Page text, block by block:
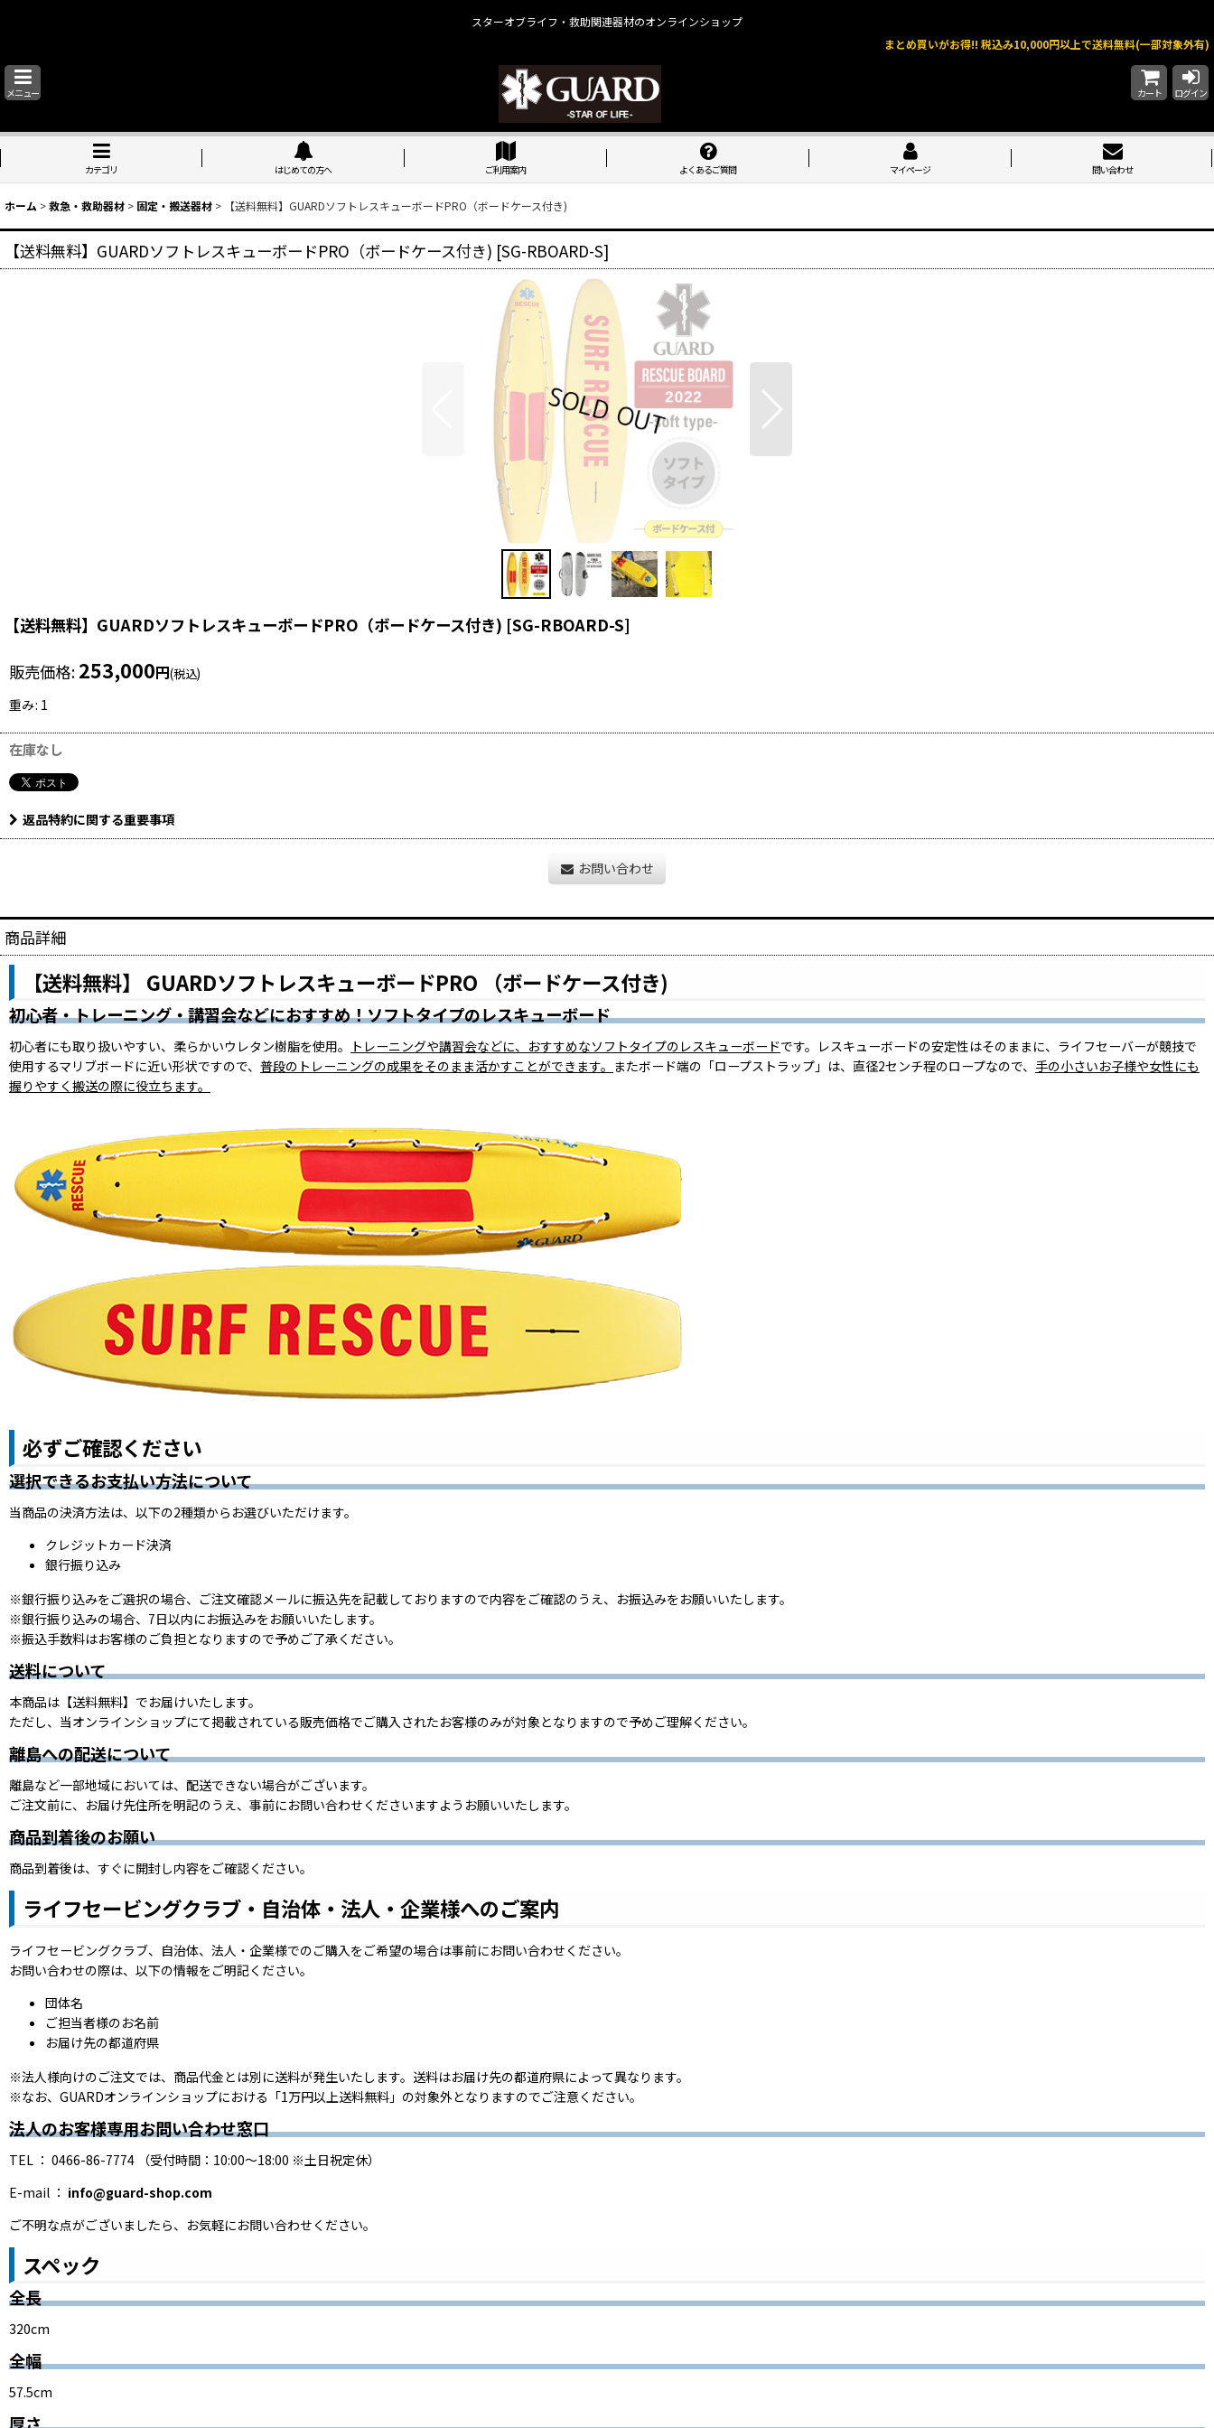
スターオブライフ・救助関連器材のオンラインショップ
まとめ買いがお得!! 税込み10,000円以上で送料無料(一部対象外有)
メニュー カート ログイン
カテゴリ はじめての方へ ご利用案内 よくあるご質問 マイページ 問い合わせ
ホーム >救急・救助器材 > 固定・搬送器材 > 【送料無料】GUARDソフトレスキューボードPRO（ボードケース付き)
【送料無料】GUARDソフトレスキューボードPRO（ボードケース付き) [SG-RBOARD-S]
【送料無料】GUARDソフトレスキューボードPRO（ボードケース付き) [SG-RBOARD-S]
販売価格: 253,000円(税込)
重み: 1
在庫なし
返品特約に関する重要事項
お問い合わせ
商品詳細
【送料無料】 GUARDソフトレスキューボードPRO （ボードケース付き)
初心者・トレーニング・講習会などにおすすめ！ソフトタイプのレスキューボード
初心者にも取り扱いやすい、柔らかいウレタン樹脂を使用。 トレーニングや講習会などに、おすすめなソフトタイプのレスキューボードです。 レスキューボードの安定性はそのままに、ライフセーバーが競技で
使用するマリブボードに近い形状ですので、 普段のトレーニングの成果をそのまま活かすことができます。 またボード端の「ロープストラップ」は、直径2センチ程のロープなので、 手の小さいお子様や女性にも
握りやすく搬送の際に役立ちます。
必ずご確認ください
選択できるお支払い方法について
当商品の決済方法は、以下の2種類からお選びいただけます。
クレジットカード決済
銀行振り込み
※銀行振り込みをご選択の場合、ご注文確認メールに振込先を記載しておりますので内容をご確認のうえ、お振込みをお願いいたします。
※銀行振り込みの場合、7日以内にお振込みをお願いいたします。
※振込手数料はお客様のご負担となりますので予めご了承ください。
送料について
本商品は【送料無料】でお届けいたします。
ただし、当オンラインショップにて掲載されている販売価格でご購入されたお客様のみが対象となりますので予めご理解ください。
離島への配送について
離島など一部地域においては、配送できない場合がございます。
ご注文前に、お届け先住所を明記のうえ、事前にお問い合わせくださいますようお願いいたします。
商品到着後のお願い
商品到着後は、すぐに開封し内容をご確認ください。
ライフセービングクラブ・自治体・法人・企業様へのご案内
ライフセービングクラブ、自治体、法人・企業様でのご購入をご希望の場合は事前にお問い合わせください。
お問い合わせの際は、以下の情報をご明記ください。
団体名
ご担当者様のお名前
お届け先の都道府県
※法人様向けのご注文では、商品代金とは別に送料が発生いたします。送料はお届け先の都道府県によって異なります。
※なお、GUARDオンラインショップにおける「1万円以上送料無料」の対象外となりますのでご注意ください。
法人のお客様専用お問い合わせ窓口
TEL ： 0466-86-7774 （受付時間：10:00〜18:00 ※土日祝定休）
E-mail ： info@guard-shop.com
ご不明な点がございましたら、お気軽にお問い合わせください。
スペック
全長
320cm
全幅
57.5cm